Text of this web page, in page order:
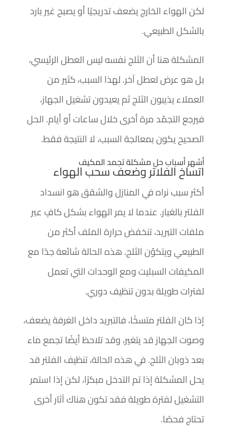
لكن الهواء الخارج يضعف تدريجيًا أو يصبح غير بارد
بالشكل الطبيعي.
المشكلة هنا أن الثلج نفسه ليس العطل الرئيسي،
بل هو عرض لعطل آخر. لهذا السبب، كثير من
العملاء يذيبون الثلج ثم يعيدون تشغيل الجهاز،
فيرجع التجمّد مرة أخرى خلال ساعات أو أيام. الحل
الصحيح يكون بمعالجة السبب، لا النتيجة فقط.
أشهر أسباب حل مشكلة تجمد المكيف
اتساخ الفلاتر وضعف سحب الهواء
أكثر سبب نراه في المنازل والشقق هو انسداد
الفلتر بالغبار. عندما لا يمر الهواء بشكل كافٍ عبر
ملفات التبريد، تنخفض حرارة الملف أكثر من
الطبيعي ويتكوّن الثلج. هذه الحالة شائعة جدًا مع
المكيفات السبليت ومع الوحدات التي تعمل
لفترات طويلة بدون تنظيف دوري.
إذا كان الفلتر متسخًا، فالتبريد داخل الغرفة يضعف،
وصوت الجهاز قد يتغير، وقد تلاحظ أيضًا تجمع ماء
بعد ذوبان الثلج. في هذه الحالة، تنظيف الفلتر قد
يحل المشكلة إذا تم التدخل مبكرًا، لكن إذا استمر
التشغيل لفترة طويلة فقد تكون هناك آثار أخرى
تحتاج فحصًا.